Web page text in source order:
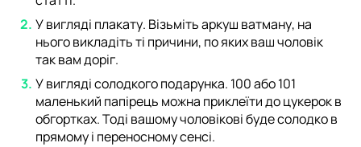
У вигляді плакату. Візьміть аркуш ватману, на
нього викладіть ті причини, по яких ваш чоловік
так вам доріг.
У вигляді солодкого подарунка. 100 або 101
маленький папірець можна приклеїти до цукерок в
обгортках. Тоді вашому чоловікові буде солодко в
прямому і переносному сенсі.